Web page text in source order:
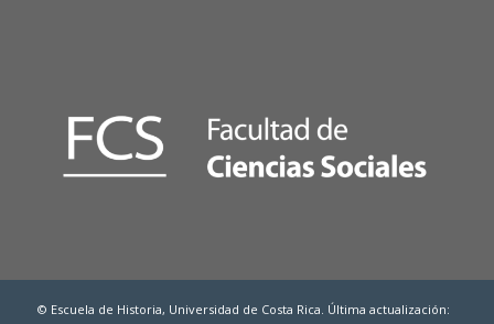
© Escuela de Historia, Universidad de Costa Rica. Última actualización: